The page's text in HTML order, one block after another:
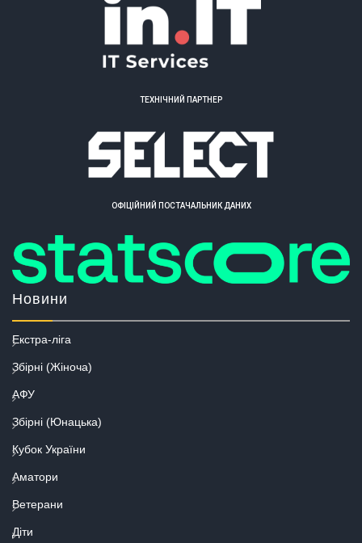
ТЕХНІЧНИЙ ПАРТНЕР
ОФІЦІЙНИЙ ПОСТАЧАЛЬНИК ДАНИХ
Новини
Екстра-ліга
Збірні (Жіноча)
АФУ
Збірні (Юнацька)
Кубок України
Аматори
Ветерани
Діти